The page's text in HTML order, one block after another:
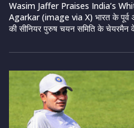
Wasim Jaffer Praises India’s
Agarkar (image via X) भारत के पूर्व
की सीनियर पुरुष चयन समिति के चेयरमैन